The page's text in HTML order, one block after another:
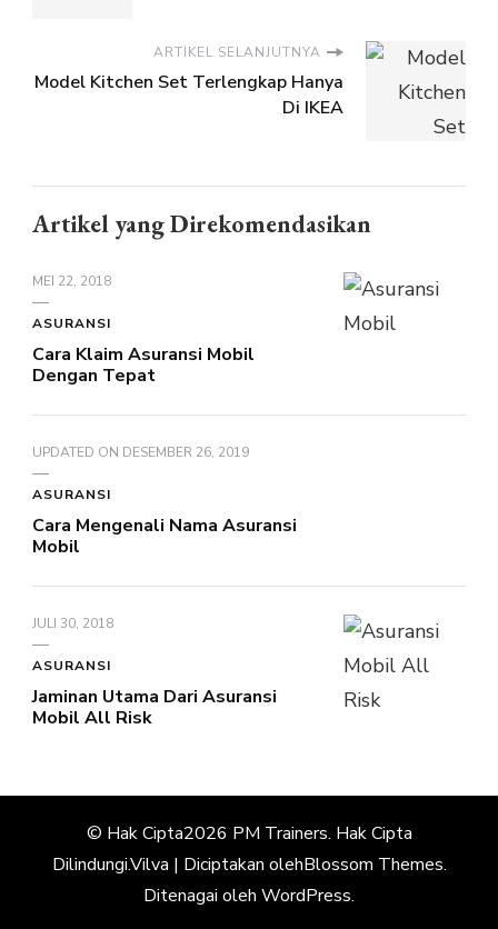
ARTIKEL SELANJUTNYA
Model Kitchen Set Terlengkap Hanya
Di IKEA
Artikel yang Direkomendasikan
MEI 22, 2018
ASURANSI
Cara Klaim Asuransi Mobil
Dengan Tepat
UPDATED ON DESEMBER 26, 2019
ASURANSI
Cara Mengenali Nama Asuransi
Mobil
JULI 30, 2018
ASURANSI
Jaminan Utama Dari Asuransi
Mobil All Risk
© Hak Cipta2026 PM Trainers. Hak Cipta
Dilindungi.Vilva | Diciptakan olehBlossom Themes.
Ditenagai oleh WordPress.